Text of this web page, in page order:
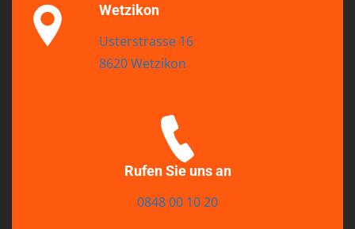
Wetzikon
Usterstrasse 16
8620 Wetzikon
Rufen Sie uns an
0848 00 10 20